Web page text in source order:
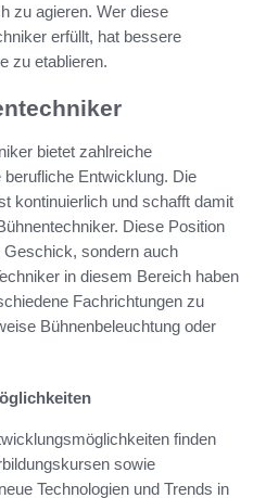
zu agieren. Wer diese
erfüllt, hat bessere
zu etablieren.
bietet zahlreiche
Entwicklung. Die
kontinuierlich und schafft damit
Diese Position
sondern auch
in diesem Bereich haben
Fachrichtungen zu
Bühnenbeleuchtung oder
finden
sowie
Technologien und Trends in